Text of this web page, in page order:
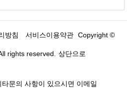
방침 서비스이용약관 Copyright ©
rights reserved. 상단으로
문의 사항이 있으시면 이메일